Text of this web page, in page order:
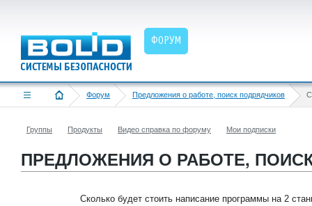
ФОРУМ
Форум Предложения о работе, поиск подрядчиков
Группы Продукты Видео справка по форуму Мои подписки
ПРЕДЛОЖЕНИЯ О РАБОТЕ,
Сколько будет стоить написание программы на 2